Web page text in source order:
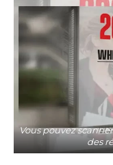
Vous pouvez
des